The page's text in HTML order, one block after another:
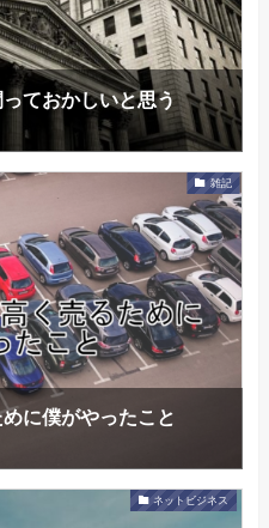
ておかしいと思う
雑記
に僕がやったこと
ネットビジネス